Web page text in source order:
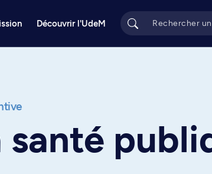
Découvrir l'UdeM
santé